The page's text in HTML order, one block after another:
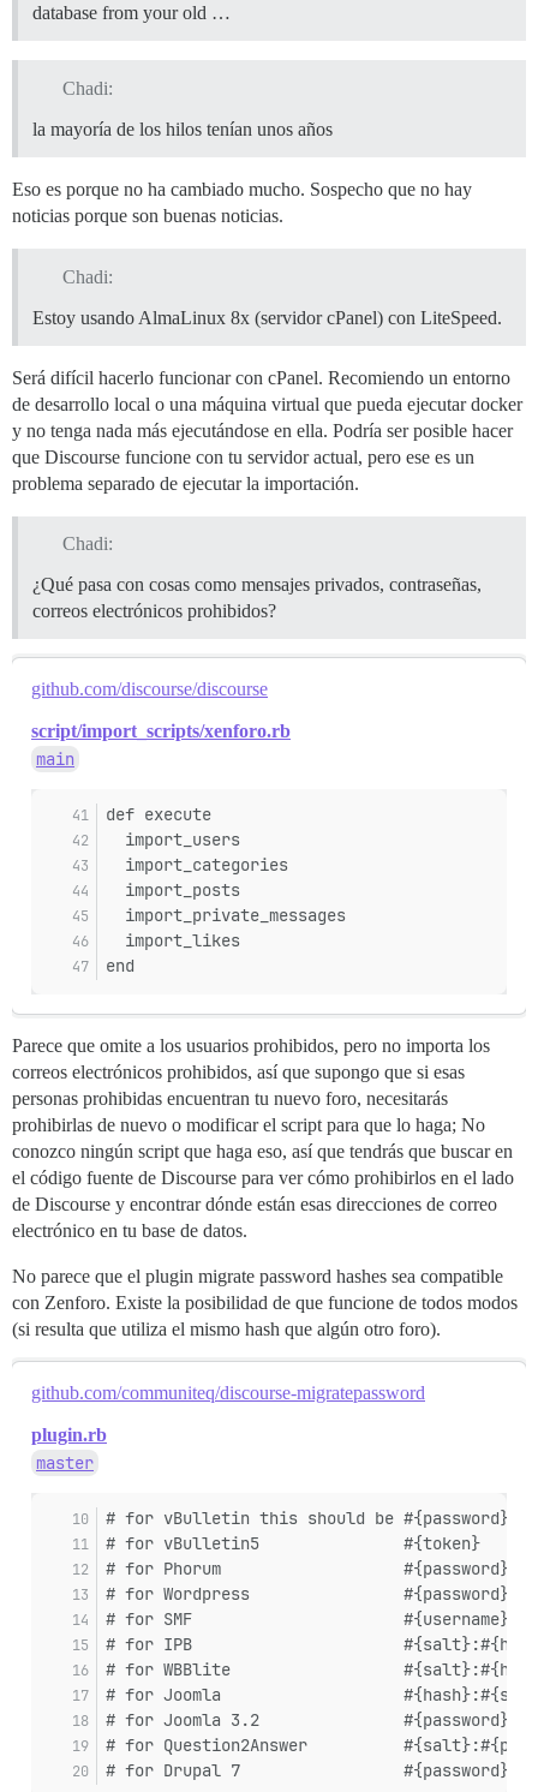
database from your old …
Chadi:
la mayoría de los hilos tenían unos años
Eso es porque no ha cambiado mucho. Sospecho que no hay
noticias porque son buenas noticias.
Chadi:
Estoy usando AlmaLinux 8x (servidor cPanel) con LiteSpeed.
Será difícil hacerlo funcionar con cPanel. Recomiendo un entorno
de desarrollo local o una máquina virtual que pueda ejecutar docker
y no tenga nada más ejecutándose en ella. Podría ser posible hacer
que Discourse funcione con tu servidor actual, pero ese es un
problema separado de ejecutar la importación.
Chadi:
¿Qué pasa con cosas como mensajes privados, contraseñas,
correos electrónicos prohibidos?
github.com/discourse/discourse
script/import_scripts/xenforo.rb
main
def execute
  import_users
  import_categories
  import_posts
  import_private_messages
  import_likes
end
Parece que omite a los usuarios prohibidos, pero no importa los
correos electrónicos prohibidos, así que supongo que si esas
personas prohibidas encuentran tu nuevo foro, necesitarás
prohibirlas de nuevo o modificar el script para que lo haga; No
conozco ningún script que haga eso, así que tendrás que buscar en
el código fuente de Discourse para ver cómo prohibirlos en el lado
de Discourse y encontrar dónde están esas direcciones de correo
electrónico en tu base de datos.
No parece que el plugin migrate password hashes sea compatible
con Zenforo. Existe la posibilidad de que funcione de todos modos
(si resulta que utiliza el mismo hash que algún otro foro).
github.com/communiteq/discourse-migratepassword
plugin.rb
master
# for vBulletin this should be
# for vBulletin5               #{token}
# for Phorum                   #{password}
# for Wordpress                #{password}
# for SMF
# for IPB                      #{salt}:#{hash}
# for WBBlite                  #{salt}:#{hash}
# for Joomla
# for Joomla 3.2               #{password}
# for Question2Answer
# for Drupal 7                 #{password}